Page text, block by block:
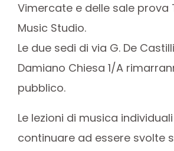
Vimercate e delle sale prova
Music Studio.
Le due sedi di via G. De
Damiano Chiesa 1/A
pubblico.
Le lezioni di musica
continuare ad essere svolte